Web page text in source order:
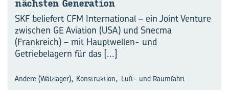
nächs­ten Ge­ne­ra­ti­on
SKF beliefert CFM International – ein Joint Venture
zwischen GE Aviation (USA) und Snecma
(Frankreich) – mit Hauptwellen- und
Getriebelagern für das [...]
Andere (Wälzlager), Konstruktion, Luft- und Raumfahrt